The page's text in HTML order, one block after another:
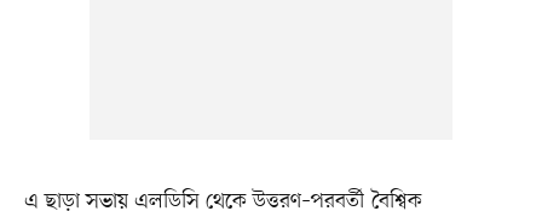
এ ছাড়া সভায় এলডিসি থেকে উত্তরণ–পরবর্তী বৈশ্বিক